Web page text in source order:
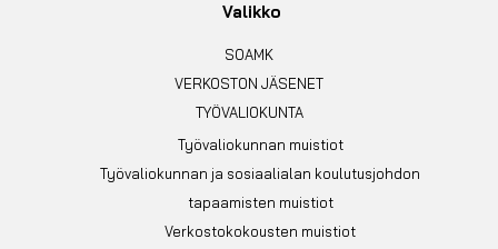
Valikko
SOAMK
VERKOSTON JÄSENET
TYÖVALIOKUNTA
Työvaliokunnan muistiot
Työvaliokunnan ja sosiaalialan koulutusjohdon
tapaamisten muistiot
Verkostokokousten muistiot